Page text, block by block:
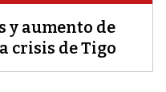
y aumento de
crisis de Tigo